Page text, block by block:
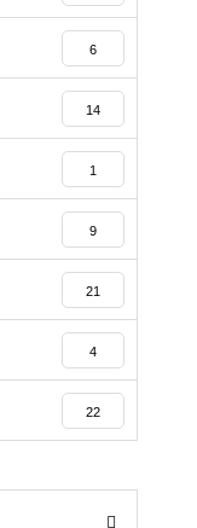
6
14
1
9
21
4
22